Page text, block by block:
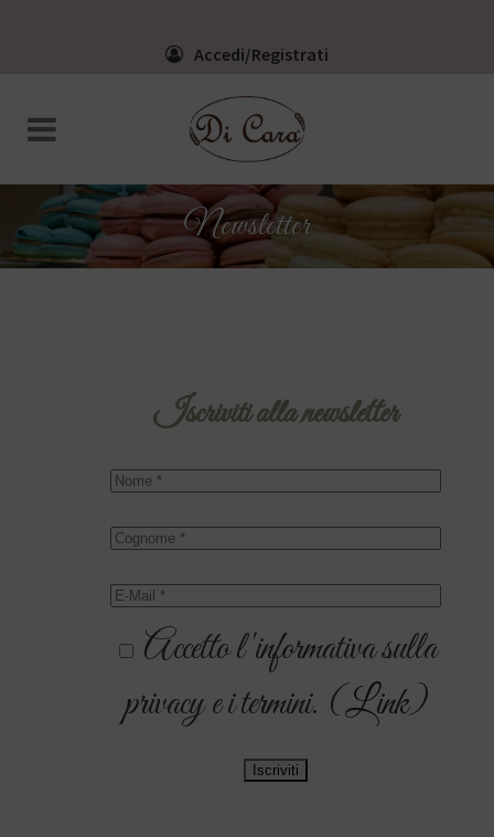
Accedi/Registrati
Newsletter
Iscriviti alla newsletter
Accetto l'informativa sulla
privacy e i termini. (Link)